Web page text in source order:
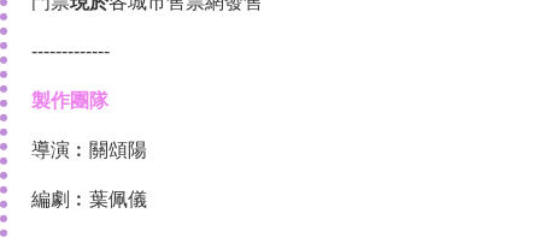
-------------
製作團隊
導演︰關頌陽
編劇︰葉佩儀